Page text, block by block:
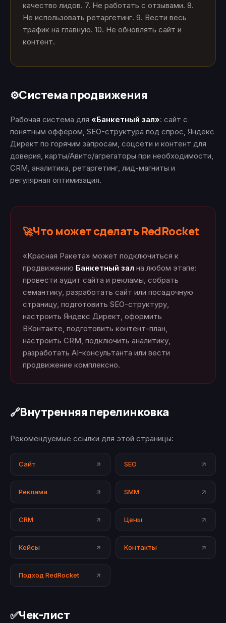
качество лидов. 7. Не работать с отзывами. 8.
Не использовать ретаргетинг. 9. Вести весь
трафик на главную. 10. Не обновлять сайт и
контент.
⚙️Система продвижения
Рабочая система для «Банкетный зал»: сайт с
понятным оффером, SEO-структура под спрос, Яндекс
Директ по горячим запросам, соцсети и контент для
доверия, карты/Авито/агрегаторы при необходимости,
CRM, аналитика, ретаргетинг, лид-магниты и
регулярная оптимизация.
🚀Что может сделать RedRocket
«Красная Ракета» может подключиться к
продвижению Банкетный зал на любом этапе:
провести аудит сайта и рекламы, собрать
семантику, разработать сайт или посадочную
страницу, подготовить SEO-структуру,
настроить Яндекс Директ, оформить
ВКонтакте, подготовить контент-план,
настроить CRM, подключить аналитику,
разработать AI-консультанта или вести
продвижение комплексно.
🔗Внутренняя перелинковка
Рекомендуемые ссылки для этой страницы:
Сайт SEO
Реклама SMM
CRM Цены
Кейсы Контакты
Подход RedRocket
✅Чек-лист